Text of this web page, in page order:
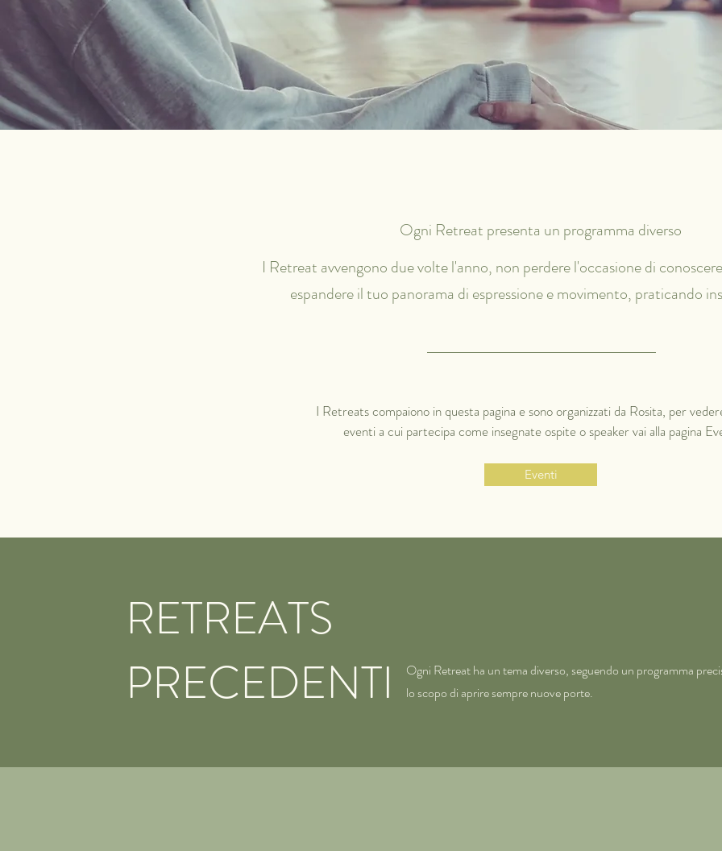
Ogni Retreat presenta un programma diverso
I Retreat avvengono due volte l'anno, non perdere l'occasione di
espandere il tuo panorama di espressione e movimento, praticando
I Retreats compaiono in questa pagina e sono organizzati da Rosita, per
eventi a cui partecipa come insegnate ospite o speaker vai alla pagina
Eventi
RETREATS
PRECEDENTI
Ogni Retreat ha un tema diverso, seguendo un programma
lo scopo di aprire sempre nuove porte.